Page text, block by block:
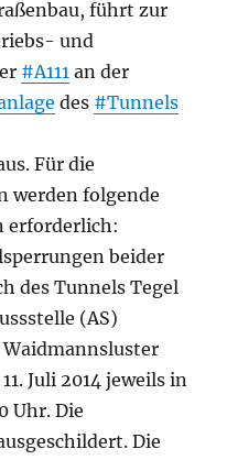
führt zur
und
#A111 an der
des #Tunnels
Für die
werden folgende
erforderlich:
beider
des Tunnels Tegel
(AS)
Waidmannsluster
Juli 2014 jeweils in
Uhr. Die
Die